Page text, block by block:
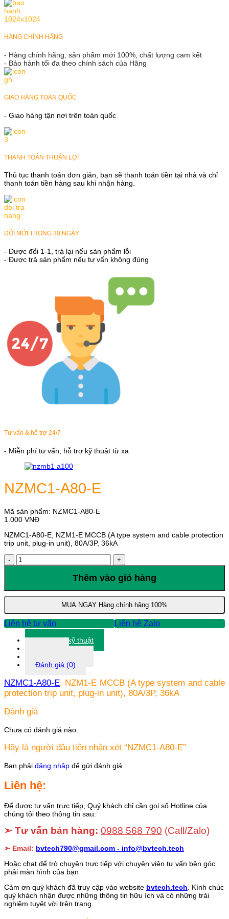
HÀNG CHÍNH HÃNG
- Hàng chính hãng, sản phẩm mới 100%, chất lượng cam kết
- Bảo hành tối đa theo chính sách của Hãng
GIAO HÀNG TOÀN QUỐC
- Giao hàng tận nơi trên toàn quốc
THANH TOÁN THUẬN LỢI
Thủ tục thanh toán đơn giản, bạn sẽ thanh toán tiền tại nhà và chỉ
thanh toán tiền hàng sau khi nhận hàng.
ĐỔI MỚI TRONG 30 NGÀY
- Được đổi 1-1, trả lại nếu sản phẩm lỗi
- Được trả sản phẩm nếu tư vấn không đúng
Tư vấn & hỗ trợ 24/7
- Miễn phí tư vấn, hỗ trợ kỹ thuật từ xa
NZMC1-A80-E
Mã sản phẩm: NZMC1-A80-E
1.000 VNĐ
NZMC1-A80-E, NZM1-E MCCB (A type system and cable protection
trip unit, plug-in unit), 80A/3P, 36kA
NZMC1-
A80-
lượng
Thêm vào giỏ hàng
MUA NGAY Hàng chính hãng 100%
Liên hệ tư vấn Liên hệ Zalo
Thông số kỹ thuật
Đánh giá (0)
NZMC1-A80-E, NZM1-E MCCB (A type system and cable
protection trip unit, plug-in unit), 80A/3P, 36kA
Đánh giá
Chưa có đánh giá nào.
Hãy là người đầu tiên nhận xét “NZMC1-A80-E”
Bạn phải đăng nhập để gửi đánh giá.
Liên hệ:
Để được tư vấn trực tiếp, Quý khách chỉ cần gọi số Hotline của
chúng tôi theo thông tin sau:
➢ Tư vấn bán hàng: 0988 568 790 (Call/Zalo)
➢ Email: bvtech790@gmail.com - info@bvtech.tech
Hoặc chat để trò chuyện trực tiếp với chuyên viên tư vấn bên góc
phải màn hình của bạn
Cảm ơn quý khách đã truy cập vào website bvtech.tech. Kính chúc
quý khách nhận được những thông tin hữu ích và có những trải
nghiệm tuyệt vời trên trang.